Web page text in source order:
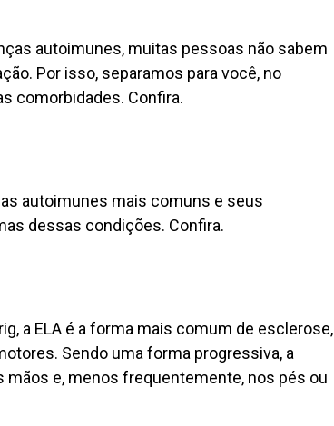
autoimunes, muitas pessoas não sabem
Por isso, separamos para você, no
comorbidades. Confira.
autoimunes mais comuns e seus
dessas condições. Confira.
a ELA é a forma mais comum de esclerose,
Sendo uma forma progressiva, a
e, menos frequentemente, nos pés ou